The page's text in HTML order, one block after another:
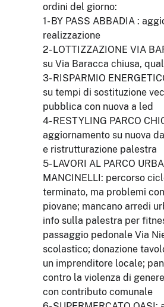
ordini del giorno:
1- BY PASS ABBADIA :
realizzazione
2- LOTTIZZAZIONE VIA
su Via Baracca chiusa,
3- RISPARMIO
su tempi di sostituzione
pubblica con nuova a led
4- RESTYLING PARCO
aggiornamento su nuova
e ristrutturazione palestra
5- LAVORI AL PARCO
MANCINELLI: percorso
terminato, ma problemi
piovane; mancano arredi
info sulla palestra per
passaggio pedonale Via
scolastico; donazione
un imprenditore locale;
contro la violenza di
con contributo comunale